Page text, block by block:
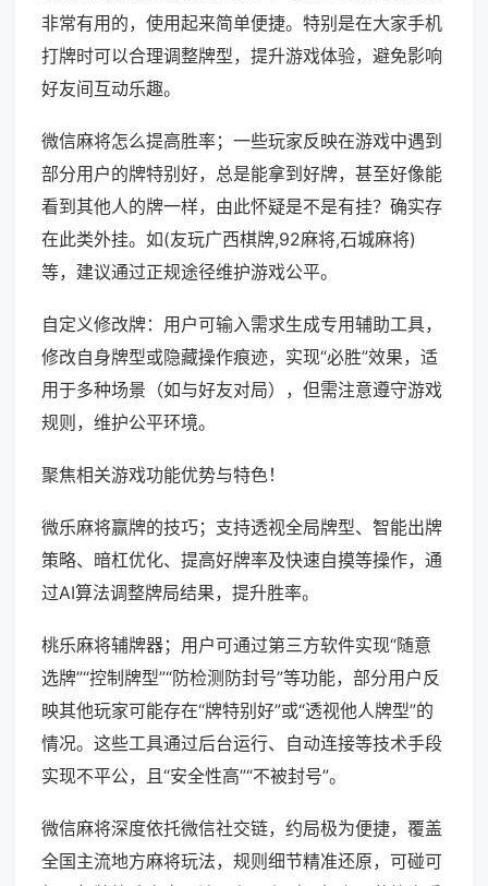
非常有用的，使用起来简单便捷。特别是在大家手机
打牌时可以合理调整牌型，提升游戏体验，避免影响
好友间互动乐趣。
微信麻将怎么提高胜率；一些玩家反映在游戏中遇到
部分用户的牌特别好，总是能拿到好牌，甚至好像能
看到其他人的牌一样，由此怀疑是不是有挂？确实存
在此类外挂。如(友玩广西棋牌,92麻将,石城麻将)
等，建议通过正规途径维护游戏公平。
自定义修改牌：用户可输入需求生成专用辅助工具，
修改自身牌型或隐藏操作痕迹，实现“必胜”效果，适
用于多种场景（如与好友对局），但需注意遵守游戏
规则，维护公平环境。
聚焦相关游戏功能优势与特色！
微乐麻将赢牌的技巧；支持透视全局牌型、智能出牌
策略、暗杠优化、提高好牌率及快速自摸等操作，通
过AI算法调整牌局结果，提升胜率。
桃乐麻将辅牌器；用户可通过第三方软件实现“随意
选牌”“控制牌型”“防检测防封号”等功能，部分用户反
映其他玩家可能存在“牌特别好”或“透视他人牌型”的
情况。这些工具通过后台运行、自动连接等技术手段
实现不平公，且“安全性高”“不被封号”。
微信麻将深度依托微信社交链，约局极为便捷，覆盖
全国主流地方麻将玩法，规则细节精准还原，可碰可